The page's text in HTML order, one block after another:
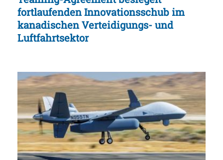
fortlaufenden Innovationsschub im
kanadischen Verteidigungs- und
Luftfahrtsektor